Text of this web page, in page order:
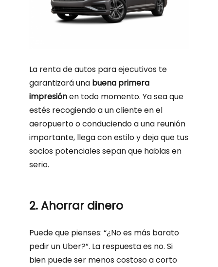
La renta de autos para ejecutivos te
garantizará una buena primera
impresiónen todo momento. Ya sea que
estés recogiendo a un cliente en el
aeropuerto o conduciendo a una reunión
importante, llega con estilo y deja que tus
socios potenciales sepan que hablas en
serio.
2. Ahorrar dinero
Puede que pienses: “¿No es más barato
pedir un Uber?”. La respuesta es no. Si
bien puede ser menos costoso a corto